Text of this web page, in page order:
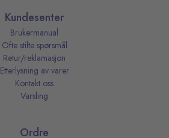
Kundesenter
Brukermanual
Ofte stilte spørsmål
Retur/reklamasjon
Etterlysning av varer
Kontakt oss
Varsling
Ordre